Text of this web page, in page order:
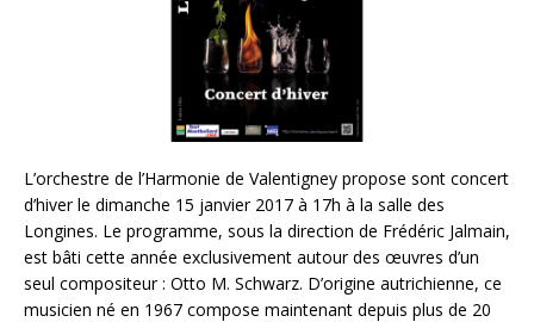
L’orchestre de l’Harmonie de Valentigney propose sont concert
d’hiver le dimanche 15 janvier 2017 à 17h à la salle des
Longines. Le programme, sous la direction de Frédéric Jalmain,
est bâti cette année exclusivement autour des œuvres d’un
seul compositeur : Otto M. Schwarz. D’origine autrichienne, ce
musicien né en 1967 compose maintenant depuis plus de 20